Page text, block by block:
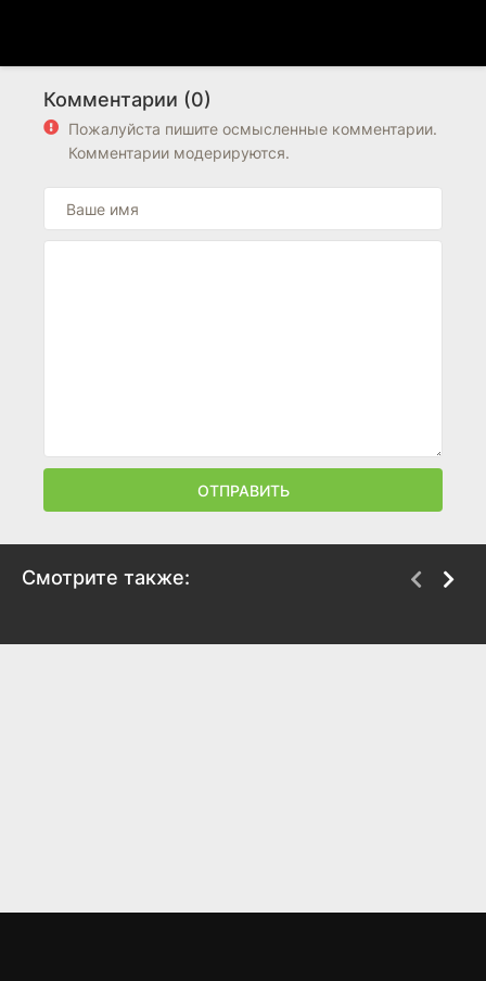
Комментарии (0)
Пожалуйста пишите осмысленные комментарии.
Комментарии модерируются.
ОТПРАВИТЬ
Смотрите также: